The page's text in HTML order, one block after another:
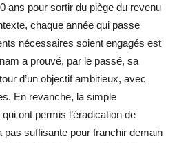
ans pour sortir du piège du revenu
chaque année qui passe
nécessaires soient engagés est
a prouvé, par le passé, sa
d’un objectif ambitieux, avec
En revanche, la simple
ont permis l’éradication de
pas suffisante pour franchir demain